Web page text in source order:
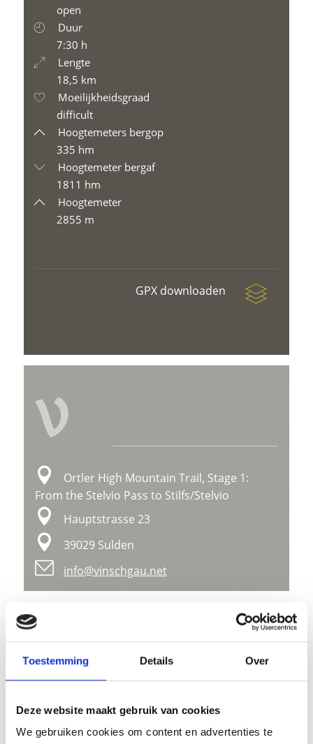
Toestemming Details Over
Deze website maakt gebruik van cookies
We gebruiken cookies om content en advertenties te
open
Duur
7:30 h
Lengte
18,5 km
Moeilijkheidsgraad
difficult
Hoogtemeters bergop
335 hm
Hoogtemeter bergaf
1811 hm
Hoogtemeter
2855 m
GPX downloaden
V
Ortler High Mountain Trail, Stage 1:
From the Stelvio Pass to Stilfs/Stelvio
Hauptstrasse 23
39029 Sulden
info@vinschgau.net
Ligging
Impressies